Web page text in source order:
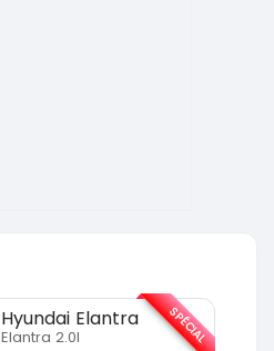
Hyundai Elantra
Elantra 2.0l SPÉCIAL